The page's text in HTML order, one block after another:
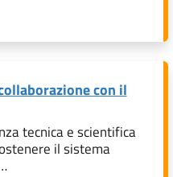
con il
tecnica e scientifica
il sistema